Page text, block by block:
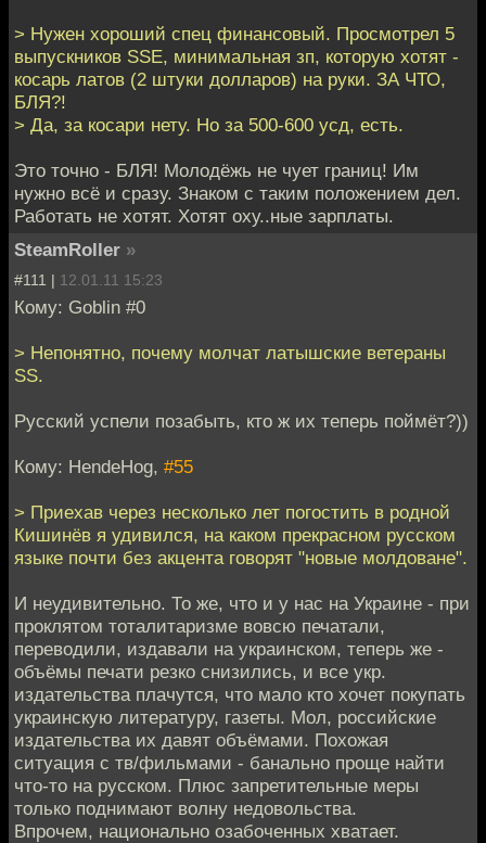
> Нужен хороший спец финансовый. Просмотрел 5
выпускников SSE, минимальная зп, которую хотят -
косарь латов (2 штуки долларов) на руки. ЗА ЧТО,
БЛЯ?!
> Да, за косари нету. Но за 500-600 усд, есть.
Это точно - БЛЯ! Молодёжь не чует границ! Им
нужно всё и сразу. Знаком с таким положением дел.
Работать не хотят. Хотят оху..ные зарплаты.
SteamRoller »
#111 | 12.01.11 15:23
Кому: Goblin #0
> Непонятно, почему молчат латышские ветераны
SS.
Русский успели позабыть, кто ж их теперь поймёт?))
Кому: HendeHog, #55
> Приехав через несколько лет погостить в родной
Кишинёв я удивился, на каком прекрасном русском
языке почти без акцента говорят "новые молдоване".
И неудивительно. То же, что и у нас на Украине - при
проклятом тоталитаризме вовсю печатали,
переводили, издавали на украинском, теперь же -
объёмы печати резко снизились, и все укр.
издательства плачутся, что мало кто хочет покупать
украинскую литературу, газеты. Мол, российские
издательства их давят объёмами. Похожая
ситуация с тв/фильмами - банально проще найти
что-то на русском. Плюс запретительные меры
только поднимают волну недовольства.
Впрочем, национально озабоченных хватает.